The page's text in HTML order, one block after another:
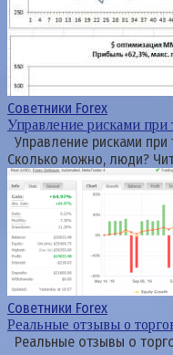
Советники Forex
Управление рисками при
Управление рисками
Сколько можно, люди?
Советники Forex
Реальные отзывы о
Реальные отзывы о